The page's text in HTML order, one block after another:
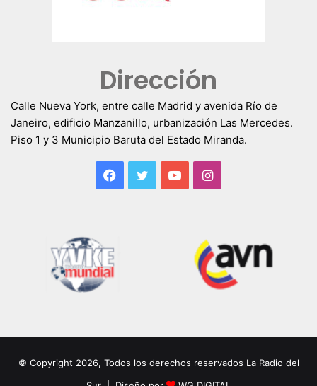
Dirección
Calle Nueva York, entre calle Madrid y avenida Río de
Janeiro, edificio Manzanillo, urbanización Las Mercedes.
Piso 1 y 3 Municipio Baruta del Estado Miranda.
Facebook
TwitterYouTubeInstagram
© Copyright 2026, Todos los derechos reservados La Radio del